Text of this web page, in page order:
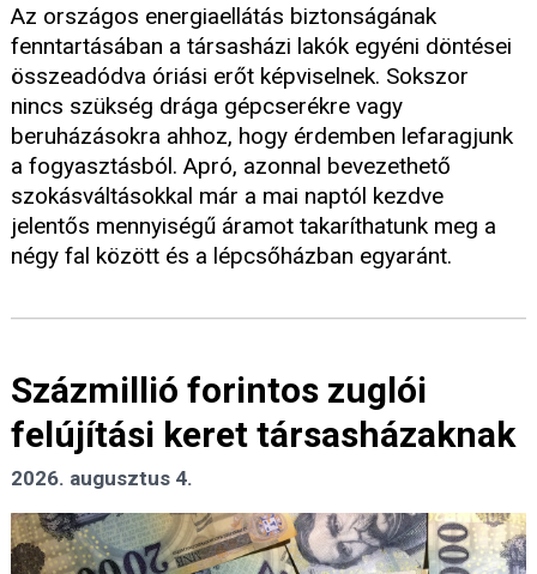
Az országos energiaellátás biztonságának
fenntartásában a társasházi lakók egyéni döntései
összeadódva óriási erőt képviselnek. Sokszor
nincs szükség drága gépcserékre vagy
beruházásokra ahhoz, hogy érdemben lefaragjunk
a fogyasztásból. Apró, azonnal bevezethető
szokásváltásokkal már a mai naptól kezdve
jelentős mennyiségű áramot takaríthatunk meg a
négy fal között és a lépcsőházban egyaránt.
Százmillió forintos zuglói
felújítási keret társasházaknak
2026. augusztus 4.